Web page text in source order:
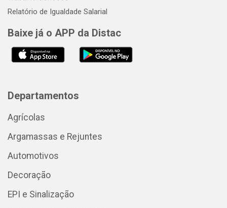
Relatório de Igualdade Salarial
Baixe já o APP da Distac
Departamentos
Agrícolas
Argamassas e Rejuntes
Automotivos
Decoração
EPI e Sinalização